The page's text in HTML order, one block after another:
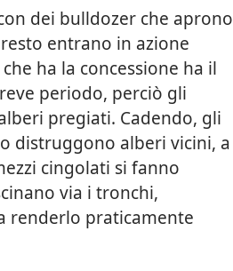
dei bulldozer che aprono
entrano in azione
ha la concessione ha il
periodo, perciò gli
pregiati. Cadendo, gli
distruggono alberi vicini, a
cingolati si fanno
via i tronchi,
renderlo praticamente